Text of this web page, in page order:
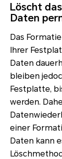
Löscht
Daten
Das
Ihrer
Daten
bleiben
Festplatte,
werden.
einer
Daten kann